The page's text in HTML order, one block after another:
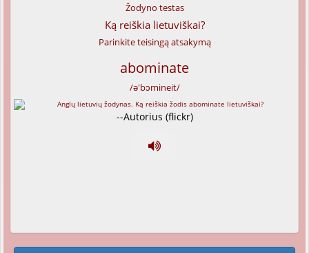
Žodyno testas
Ką reiškia lietuviškai?
Parinkite teisingą atsakymą
abominate
/ə'bɔmineit/
--Autorius (flickr)